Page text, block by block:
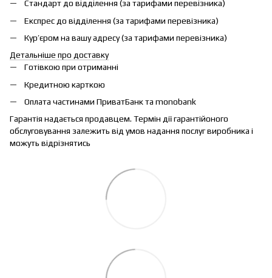
Стандарт до відділення (за тарифами перевізника)
Експрес до відділення (за тарифами перевізника)
Кур’єром на вашу адресу (за тарифами перевізника)
Детальніше про доставку
Готівкою при отриманні
Кредитною карткою
Оплата частинами ПриватБанк та monobank
Гарантія надається продавцем. Термін дії гарантійоного
обслуговування залежить від умов надання послуг виробника і
можуть відрізнятись